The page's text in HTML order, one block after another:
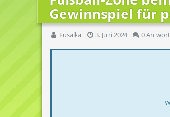
Gewinnspiel für
Rusalka 3. Juni 2024 0